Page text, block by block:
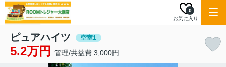
お気に入り
0
ピュアハイツ 空室1
5.2万円 管理/共益費 3,000円